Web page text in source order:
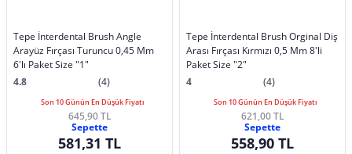
Tepe İnterdental Brush Angle
Arayüz Fırçası Turuncu 0,45 Mm
6'lı Paket Size "1"
4.8
(4)
Son 10 Günün En Düşük Fiyatı
645,90 TL
Sepette
581,31 TL
Tepe İnterdental Brush Orginal Diş
Arası Fırçası Kırmızı 0,5 Mm 8'li
Paket Size "2"
4
(4)
Son 10 Günün En Düşük Fiyatı
621,00 TL
Sepette
558,90 TL